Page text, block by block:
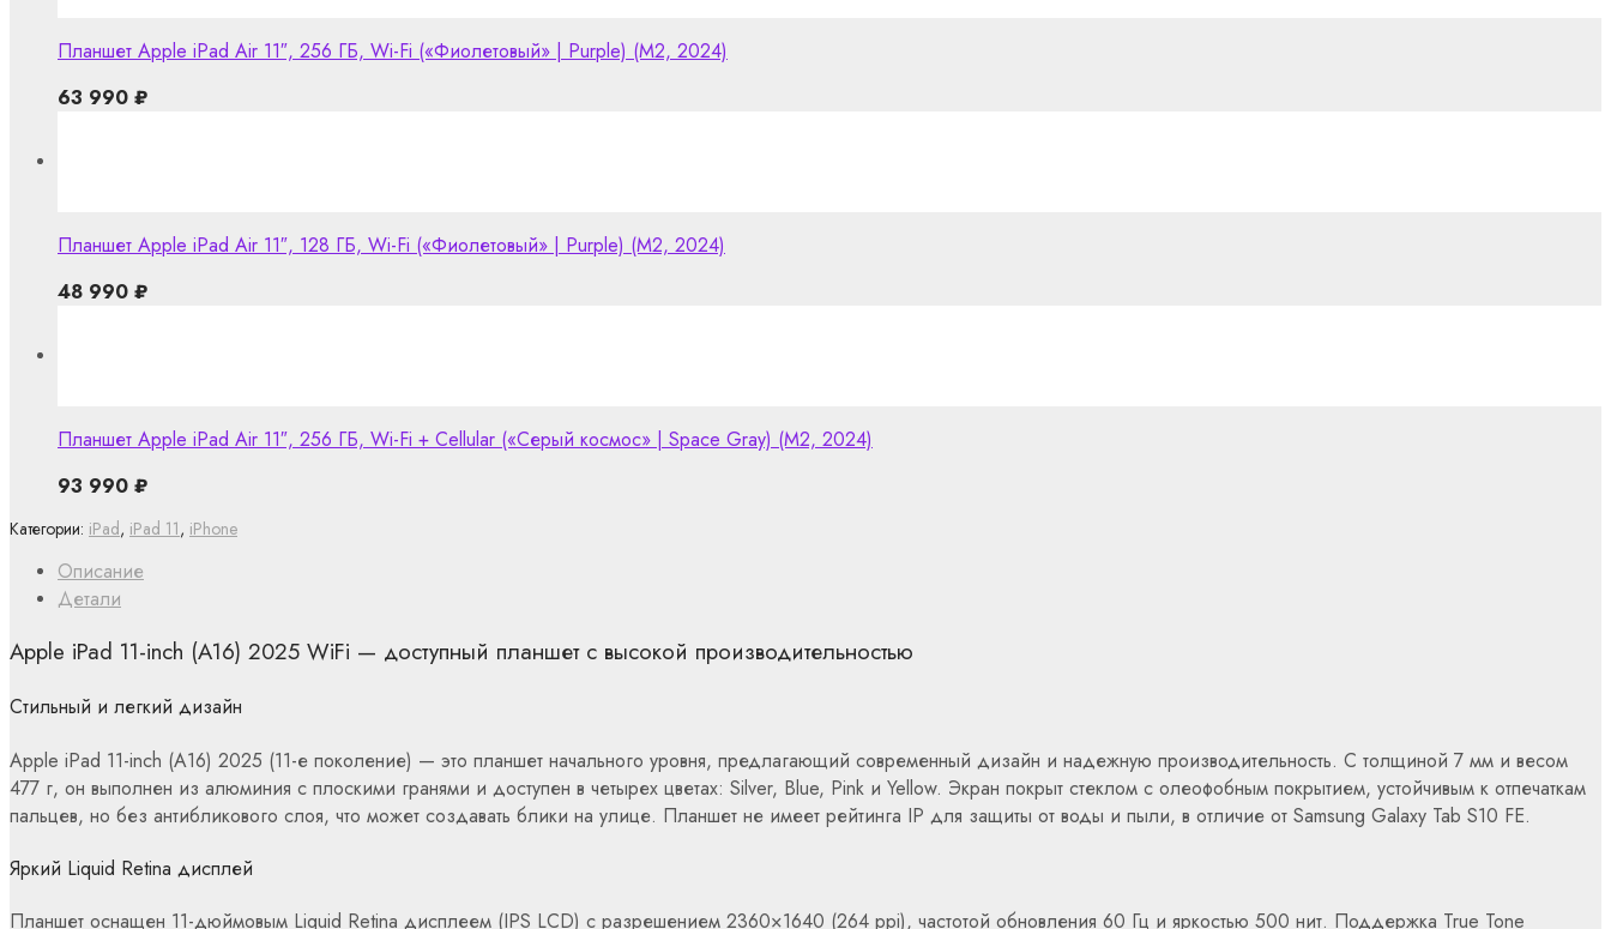
Описание
Детали
Apple iPad 11-inch (A16) 2025 WiFi — доступный планшет с высокой производительностью
Стильный и легкий дизайн
Apple iPad 11-inch (A16) 2025 (11-е поколение) — это планшет начального уровня, предлагающий современный дизайн и надежную производительность. С толщиной 7 мм и весом
477 г, он выполнен из алюминия с плоскими гранями и доступен в четырех цветах: Silver, Blue, Pink и Yellow. Экран покрыт стеклом с олеофобным покрытием, устойчивым к отпечаткам
пальцев, но без антибликового слоя, что может создавать блики на улице. Планшет не имеет рейтинга IP для защиты от воды и пыли, в отличие от Samsung Galaxy Tab S10 FE.
Яркий Liquid Retina дисплей
Планшет оснащен 11-дюймовым Liquid Retina дисплеем (IPS LCD) с разрешением 2360×1640 (264 ppi), частотой обновления 60 Гц и яркостью 500 нит. Поддержка True Tone
Категории: iPad, iPad 11, iPhone
Планшет Apple iPad Air 11″, 256 ГБ, Wi-Fi («Фиолетовый» | Purple) (M2, 2024)
63 990 ₽
Планшет Apple iPad Air 11″, 128 ГБ, Wi-Fi («Фиолетовый» | Purple) (M2, 2024)
48 990 ₽
Планшет Apple iPad Air 11″, 256 ГБ, Wi-Fi + Cellular («Серый космос» | Space Gray) (M2, 2024)
93 990 ₽